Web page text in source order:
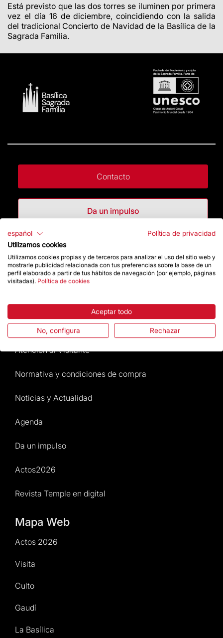
Está previsto que las dos torres se iluminen por primera
vez el día 16 de diciembre, coincidiendo con la salida
del tradicional Concierto de Navidad de la Basílica de la
Sagrada Familia.
Contacto
Da un impulso
Destacados
La Fundación
Preguntas frecuentes
Atención al Visitante
Normativa y condiciones de compra
Noticias y Actualidad
Agenda
Da un impulso
Actos2026
Revista Temple en digital
Mapa Web
Actos 2026
Visita
Culto
Gaudí
La Basílica
español
Política de privacidad
Utilizamos cookies
Utilizamos cookies propias y de terceros para analizar el uso del sitio web y
mostrarle publicidad relacionada con tus preferencias sobre la base de un
perfil elaborado a partir de tus hábitos de navegación (por ejemplo, páginas
visitadas). Política de cookies
Aceptar todo
No, configura Rechazar